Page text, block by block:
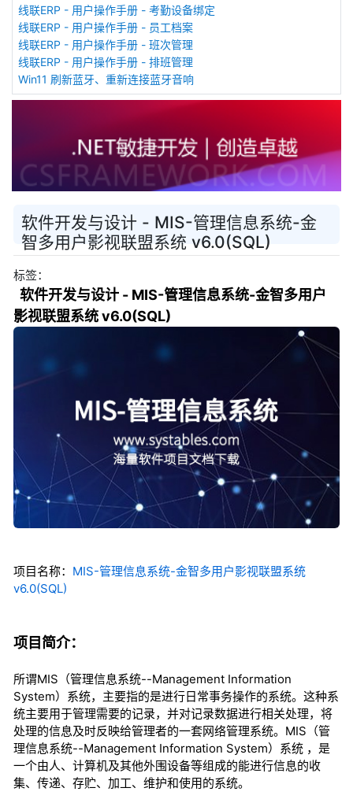
线联ERP - 用户操作手册 - 考勤设备绑定
线联ERP - 用户操作手册 - 员工档案
线联ERP - 用户操作手册 - 班次管理
线联ERP - 用户操作手册 - 排班管理
Win11 刷新蓝牙、重新连接蓝牙音响
软件开发与设计 - MIS-管理信息系统-金
智多用户影视联盟系统 v6.0(SQL)
标签：
软件开发与设计 - MIS-管理信息系统-金智多用户
影视联盟系统 v6.0(SQL)
项目名称： MIS-管理信息系统-金智多用户影视联盟系统
v6.0(SQL)
项目简介：
所谓MIS（管理信息系统--Management Information
System）系统，主要指的是进行日常事务操作的系统。这种系
统主要用于管理需要的记录，并对记录数据进行相关处理，将
处理的信息及时反映给管理者的一套网络管理系统。MIS（管
理信息系统--Management Information System）系统 ，是
一个由人、计算机及其他外围设备等组成的能进行信息的收
集、传递、存贮、加工、维护和使用的系统。